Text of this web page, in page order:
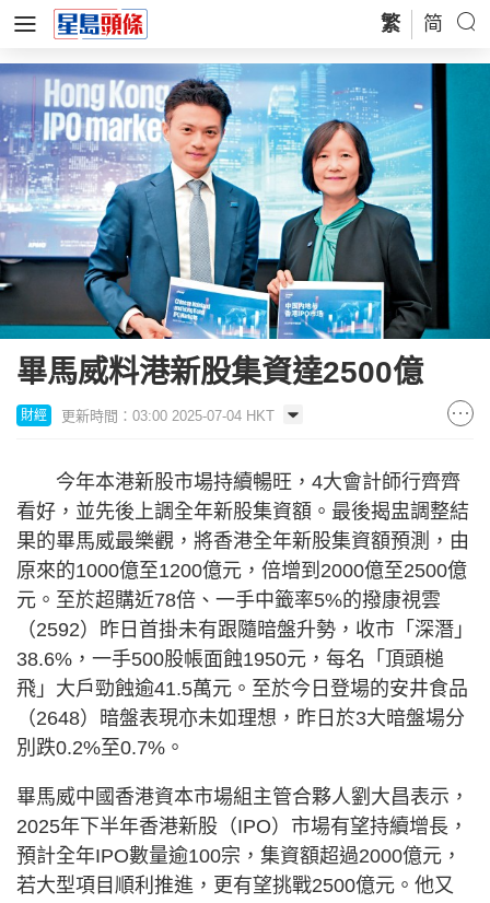
繁 简
畢馬威料港新股集資達2500億
財經 更新時間：03:00 2025-07-04 HKT
今年本港新股市場持續暢旺，4大會計師行齊齊
看好，並先後上調全年新股集資額。最後揭盅調整結
果的畢馬威最樂觀，將香港全年新股集資額預測，由
原來的1000億至1200億元，倍增到2000億至2500億
元。至於超購近78倍、一手中籤率5%的撥康視雲
（2592）昨日首掛未有跟隨暗盤升勢，收市「深潛」
38.6%，一手500股帳面蝕1950元，每名「頂頭槌
飛」大戶勁蝕逾41.5萬元。至於今日登場的安井食品
（2648）暗盤表現亦未如理想，昨日於3大暗盤場分
別跌0.2%至0.7%。
畢馬威中國香港資本市場組主管合夥人劉大昌表示，
2025年下半年香港新股（IPO）市場有望持續增長，
預計全年IPO數量逾100宗，集資額超過2000億元，
若大型項目順利推進，更有望挑戰2500億元。他又